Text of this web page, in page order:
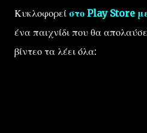
Κυκλοφορεί στο Play Store
ένα παιχνίδι που θα
βίντεο τα λέει όλα: